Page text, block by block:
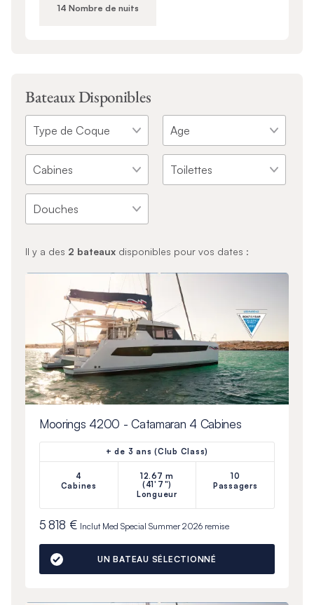
14 Nombre de nuits
Bateaux Disponibles
Il y a des 2 bateauxdisponibles pour vos dates :
Moorings 4200 - Catamaran 4 Cabines
+ de 3 ans (Club Class)
4
Cabines
12.67 m
(41'7")
Longueur
10
Passagers
5 818 € Inclut Med Special Summer 2026remise
UN BATEAU SÉLECTIONNÉ